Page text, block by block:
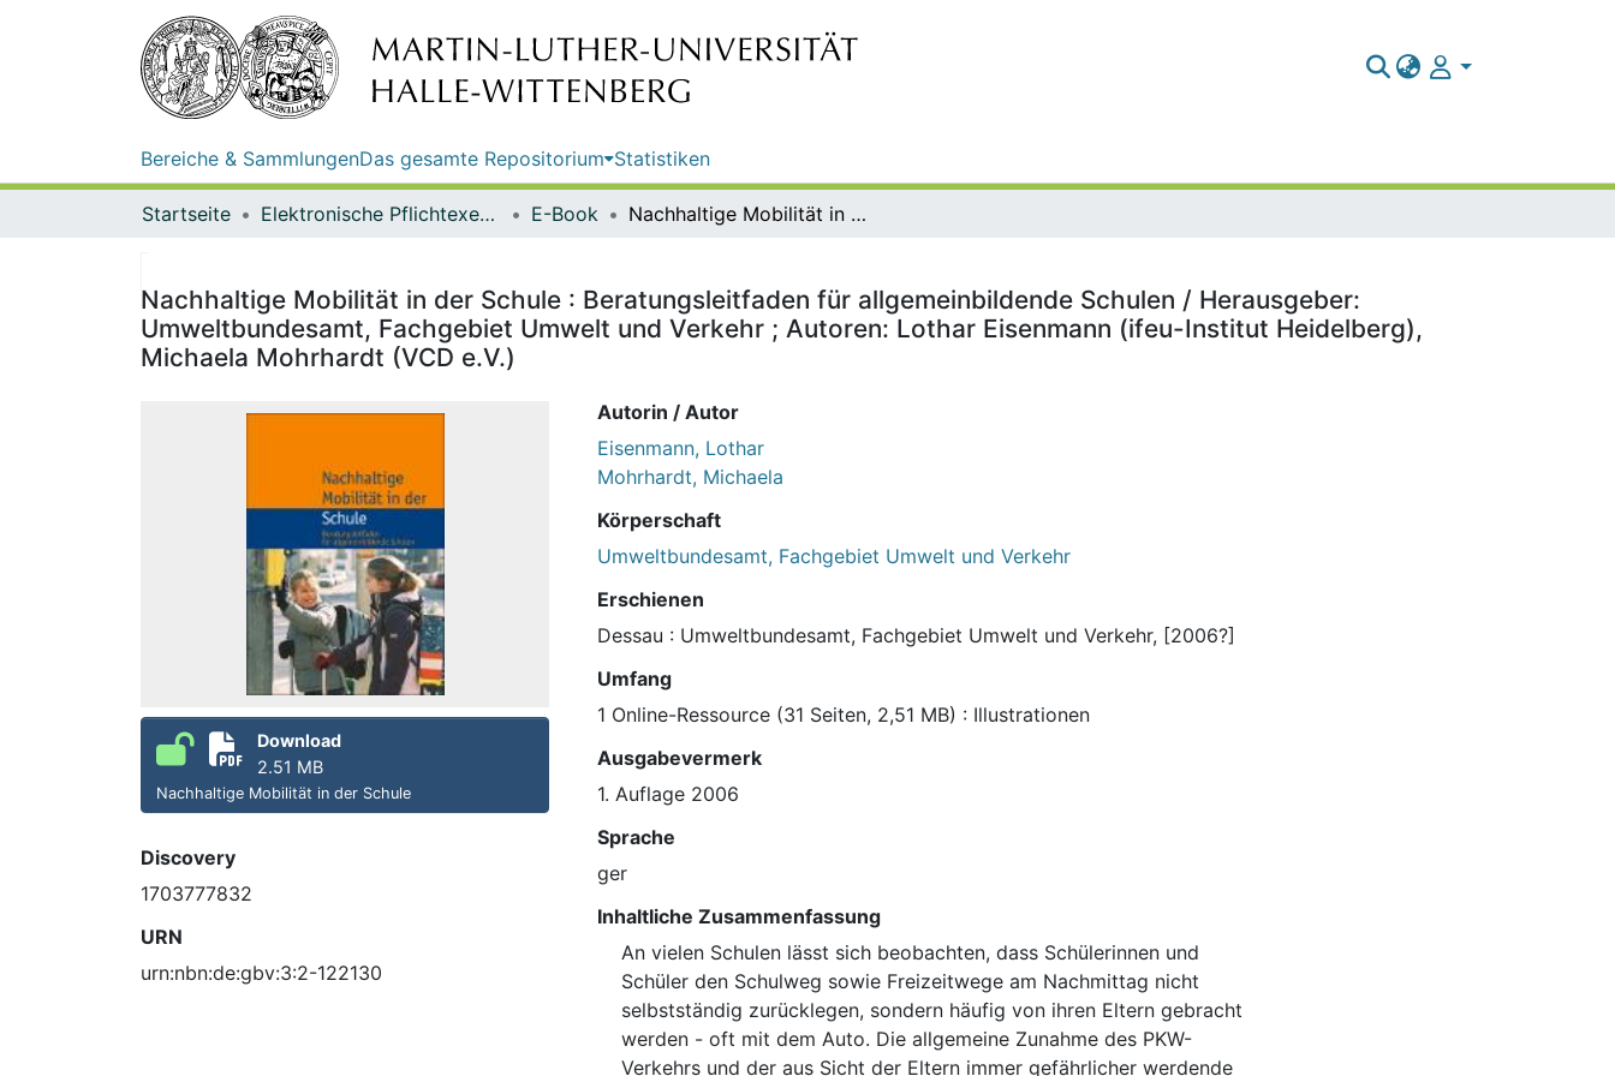
Bereiche & SammlungenDas gesamte Repositorium Statistiken
Startseite Elektronische Pflichtexemplare E-Book Nachhaltige Mobilität in der Schule : Beratungsleitfaden für allgemeinbildende Schulen / Herausgeber: Umweltbundesamt, Fachgebiet Umwelt und Verkehr ; Autoren: Lothar Eisenmann (ifeu-Institut Heidelberg), Michaela Mohrhardt (VCD e.V.)
Nachhaltige Mobilität in der Schule : Beratungsleitfaden für allgemeinbildende Schulen / Herausgeber:
Umweltbundesamt, Fachgebiet Umwelt und Verkehr ; Autoren: Lothar Eisenmann (ifeu-Institut Heidelberg),
Michaela Mohrhardt (VCD e.V.)
Download
2.51 MB
Nachhaltige Mobilität in der Schule
Discovery
1703777832
URN
urn:nbn:de:gbv:3:2-122130
Autorin / Autor
Eisenmann, Lothar
Mohrhardt, Michaela
Körperschaft
Umweltbundesamt, Fachgebiet Umwelt und Verkehr
Erschienen
Dessau : Umweltbundesamt, Fachgebiet Umwelt und Verkehr, [2006?]
Umfang
1 Online-Ressource (31 Seiten, 2,51 MB) : Illustrationen
Ausgabevermerk
1. Auflage 2006
Sprache
ger
Inhaltliche Zusammenfassung
An vielen Schulen lässt sich beobachten, dass Schülerinnen und
Schüler den Schulweg sowie Freizeitwege am Nachmittag nicht
selbstständig zurücklegen, sondern häufig von ihren Eltern gebracht
werden - oft mit dem Auto. Die allgemeine Zunahme des PKW-
Verkehrs und der aus Sicht der Eltern immer gefährlicher werdende